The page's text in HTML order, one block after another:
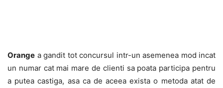
Orange a gandit tot concursul intr-un asemenea mod incat
un numar cat mai mare de clienti sa poata participa pentru
a putea castiga, asa ca de aceea exista o metoda atat de